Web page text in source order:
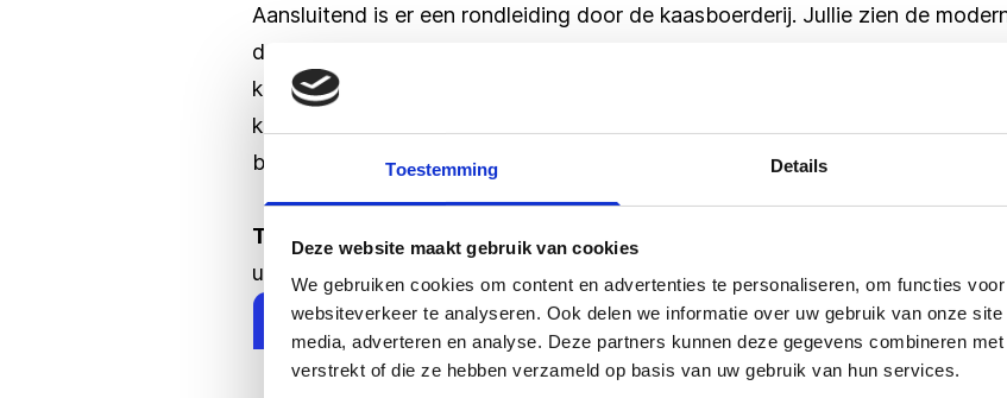
Toestemming Details
Deze website maakt gebruik van cookies
We gebruiken cookies om content en advertenties te personaliseren, om functies
websiteverkeer te analyseren. Ook delen we informatie over uw gebruik van onze
media, adverteren en analyse. Deze partners kunnen deze gegevens combineren
verstrekt of die ze hebben verzameld op basis van uw gebruik van hun services.
Aansluitend is er een rondleiding door de kaasboerderij. Jullie zien de
de kaasopslag. Ook dit sluiten we af met een kleine proeverij. In de
kaas terug, maar ook andere streekproducten. Voordat we huiswaarts
koffie met een halve Pillewegge (Achterhoeks voor krentenwegge). Indien
breiden met een diner.
Tip
: Tegenover Kaasboerderij Weenink ligt het Openluchtmuseum Erve
uit te breiden!
Personen € p.p. (vanaf)
30-34 € 72,25